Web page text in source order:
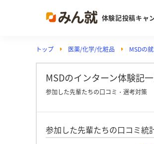
体験記投稿キャ
トップ 医薬/化学/化粧品 MSDの
MSDのインターン体験記
参加した先輩たちの口コミ・選考対策
参加した先輩たちの口コミ統